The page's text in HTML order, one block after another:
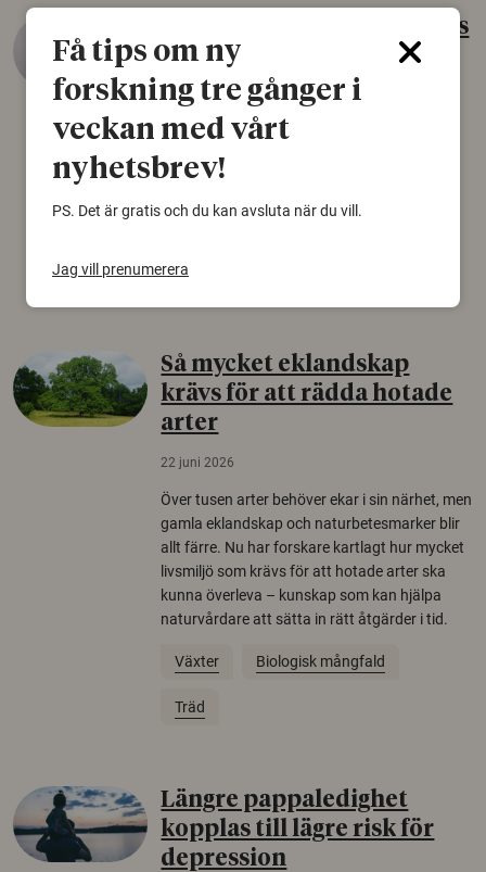
Gammalt skinn var Sveriges
äldsta sko
22 juni 2026
Det som arkeologer länge trodde var en
björnfäll visar sig vara delar av en 2000 år
gammal sko. Fyndet bär spår av romerskt
skomode och beskrivs som mycket ovanligt i
Arkeologi
Så mycket eklandskap
krävs för att rädda hotade
arter
22 juni 2026
Över tusen arter behöver ekar i sin närhet, men
gamla eklandskap och naturbetesmarker blir
allt färre. Nu har forskare kartlagt hur mycket
livsmiljö som krävs för att hotade arter ska
kunna överleva – kunskap som kan hjälpa
naturvårdare att sätta in rätt åtgärder i tid.
Växter Biologisk mångfald
Träd
Längre pappaledighet
kopplas till lägre risk för
depression
Få tips om ny
forskning tre gånger i
veckan med vårt
nyhetsbrev!
PS. Det är gratis och du kan avsluta när du vill.
Jag vill prenumerera